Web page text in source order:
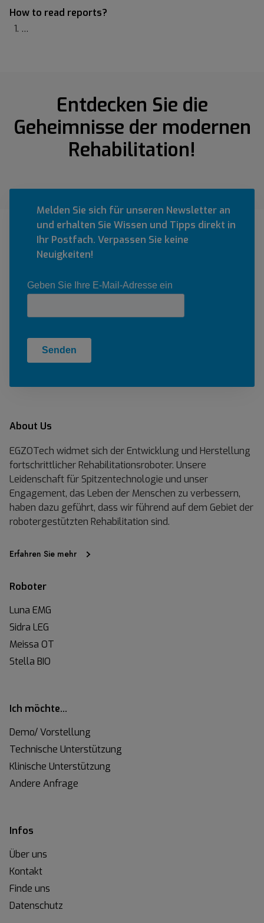
How to read reports?
…
Entdecken Sie die
Geheimnisse der modernen
Rehabilitation!
Melden Sie sich für unseren Newsletter an
und erhalten Sie Wissen und Tipps direkt in
Ihr Postfach. Verpassen Sie keine
Neuigkeiten!
About Us
EGZOTech widmet sich der Entwicklung und Herstellung
fortschrittlicher Rehabilitationsroboter. Unsere
Leidenschaft für Spitzentechnologie und unser
Engagement, das Leben der Menschen zu verbessern,
haben dazu geführt, dass wir führend auf dem Gebiet der
robotergestützten Rehabilitation sind.
Erfahren Sie mehr
Roboter
Luna EMG
Sidra LEG
Meissa OT
Stella BIO
Ich möchte…
Demo/ Vorstellung
Technische Unterstützung
Klinische Unterstützung
Andere Anfrage
Infos
Über uns
Kontakt
Finde uns
Datenschutz